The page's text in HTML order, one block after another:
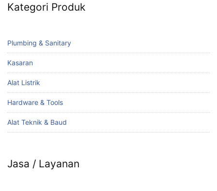
Kategori Produk
Plumbing & Sanitary
Kasaran
Alat Listrik
Hardware & Tools
Alat Teknik & Baud
Jasa / Layanan